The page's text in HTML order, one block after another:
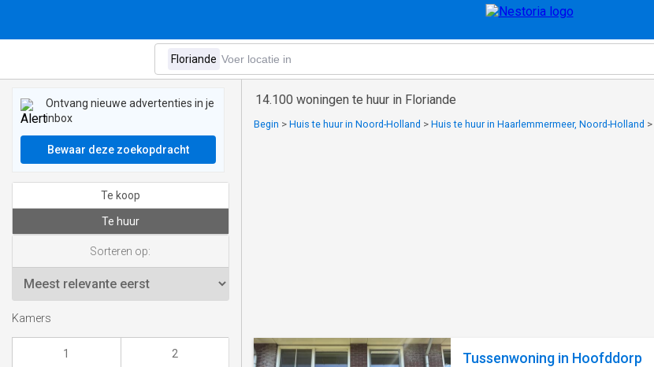
14.100 woningen te huur in Floriande
Begin > Huis te huur in Noord-Holland > Huis te huur in Haarlemmermeer, Noord-Holland >
Tussenwoning in Hoofddorp
Ontvang nieuwe advertenties in je
inbox
Bewaar deze zoekopdracht
Te koop
Te huur
Sorteren op:
Kamers
1 2